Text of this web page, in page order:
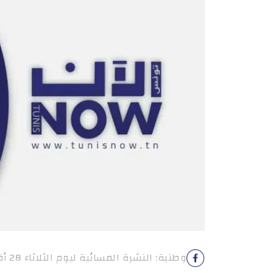
وطنية: النشرة المسائية ليوم الثلاثاء 28 أفريل 2026